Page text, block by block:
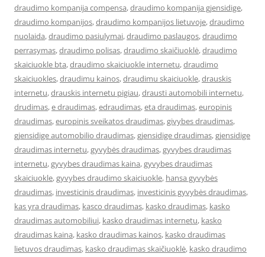
draudimo kompanija compensa,draudimo kompanija gjensidige,
draudimo kompanijos,draudimo kompanijos lietuvoje,draudimo
nuolaida,draudimo pasiulymai,draudimo paslaugos,draudimo
perrasymas,draudimo polisas,draudimo skaičiuoklė,draudimo
skaiciuokle bta,draudimo skaiciuokle internetu,draudimo
skaiciuokles,draudimu kainos,draudimu skaiciuokle,drauskis
internetu,drauskis internetu pigiau,drausti automobili internetu,
drudimas,e draudimas,edraudimas,eta draudimas,europinis
draudimas,europinis sveikatos draudimas,givybes draudimas,
gjensidige automobilio draudimas,gjensidige draudimas,gjensidige
draudimas internetu,gyvybės draudimas,gyvybes draudimas
internetu,gyvybes draudimas kaina,gyvybes draudimas
skaiciuokle,gyvybes draudimo skaiciuokle, hansa gyvybės
draudimas, investicinis draudimas, investicinis gyvybės draudimas,
kas yra draudimas, kasco draudimas, kasko draudimas, kasko
draudimas automobiliui, kasko draudimas internetu, kasko
draudimas kaina, kasko draudimas kainos, kasko draudimas
lietuvos draudimas, kasko draudimas skaičiuoklė, kasko draudimo